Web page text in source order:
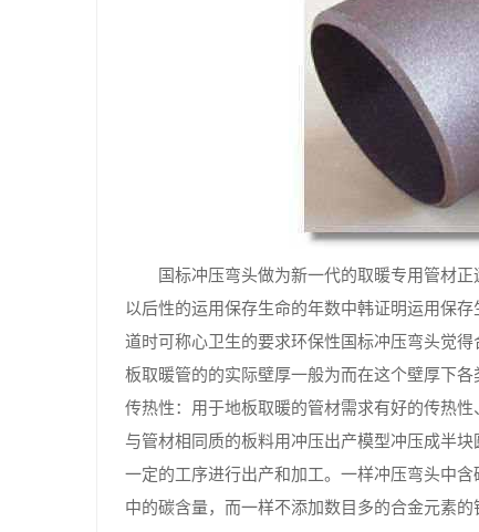
国标冲压弯头做为新一代的取暖专用管材
以后性的运用保存生命的年数中韩证明运用保
道时可称心卫生的要求环保性国标冲压弯头觉
板取暖管的的实际壁厚一般为而在这个壁厚下
传热性：用于地板取暖的管材需求有好的传热
与管材相同质的板料用冲压出产模型冲压成半
一定的工序进行出产和加工。一样冲压弯头中
中的碳含量，而一样不添加数目多的合金元素